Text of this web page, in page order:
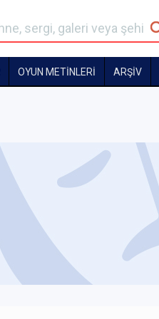
OYUN METİNLERİ ARŞİV